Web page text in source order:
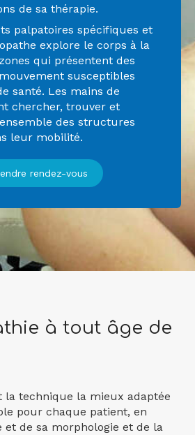
de sa thérapie.
palpatoires spécifiques et
explore le corps à la
qui présentent des
susceptibles
santé. Les mains de
chercher, trouver et
des structures
leur mobilité.
rendez-vous
à tout âge de
la technique la mieux adaptée
pour chaque patient, en
et de sa morphologie et de la